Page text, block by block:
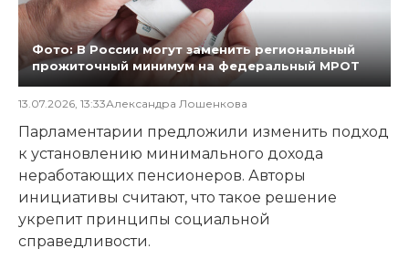
Фото: В России могут заменить региональный
прожиточный минимум на федеральный МРОТ
13.07.2026, 13:33Александра Лошенкова
Парламентарии предложили изменить подход
к установлению минимального дохода
неработающих пенсионеров. Авторы
инициативы считают, что такое решение
укрепит принципы социальной
справедливости.